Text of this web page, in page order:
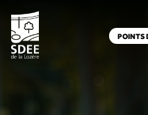
POINTS